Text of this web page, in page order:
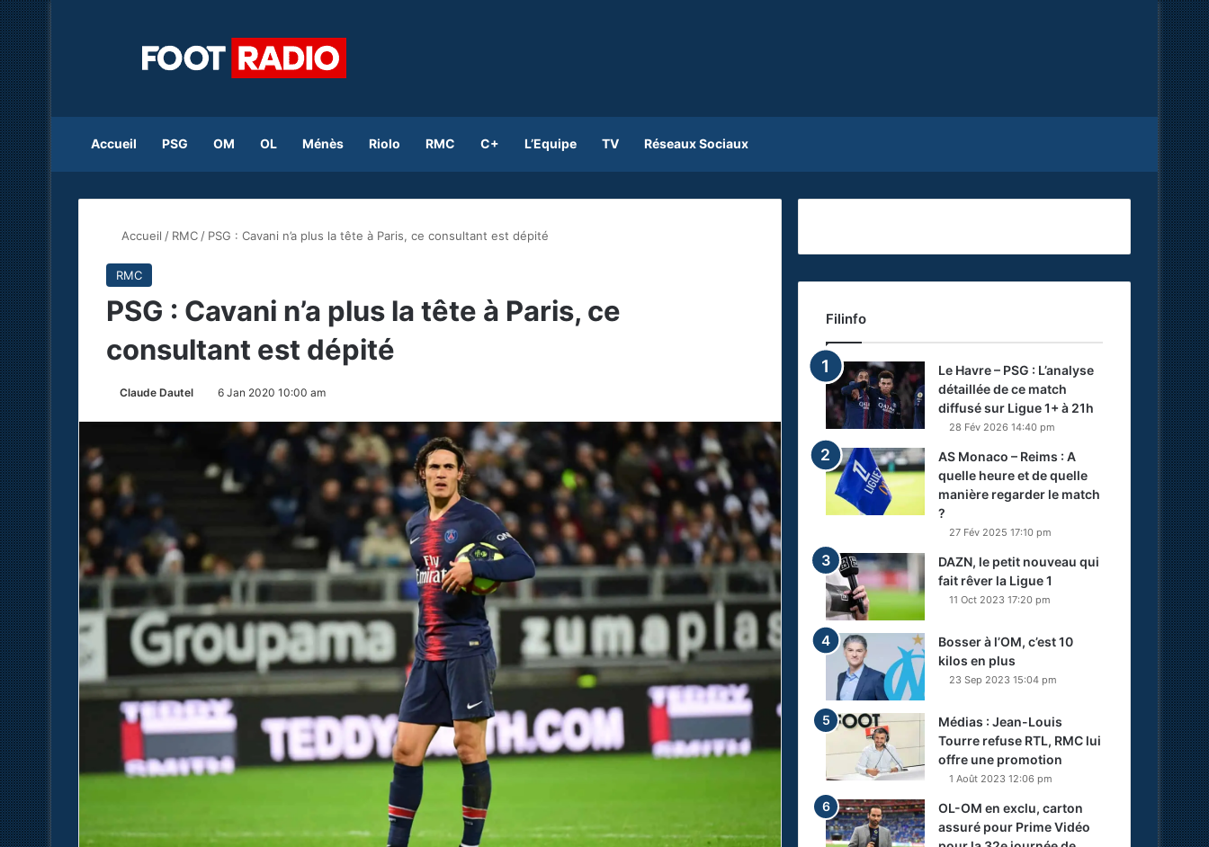
Accueil PSG OM OL Ménès Riolo RMC C+ L’Equipe TV Réseaux Sociaux
Accueil / RMC / PSG : Cavani n’a plus la tête à Paris, ce consultant est dépité
RMC
PSG : Cavani n’a plus la tête à Paris, ce
consultant est dépité
Claude Dautel 6 Jan 2020 10:00 am
Filinfo
Le Havre – PSG : L’analyse
détaillée de ce match
diffusé sur Ligue 1+ à 21h
28 Fév 2026 14:40 pm
AS Monaco – Reims : A
quelle heure et de quelle
manière regarder le match
?
27 Fév 2025 17:10 pm
DAZN, le petit nouveau qui
fait rêver la Ligue 1
11 Oct 2023 17:20 pm
Bosser à l’OM, c’est 10
kilos en plus
23 Sep 2023 15:04 pm
Médias : Jean-Louis
Tourre refuse RTL, RMC lui
offre une promotion
1 Août 2023 12:06 pm
OL-OM en exclu, carton
assuré pour Prime Vidéo